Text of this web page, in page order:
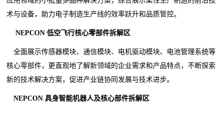
术与设备，助力电子制造生产线的效率跃升和品质管控。
NEPCON 低空飞行核心零部件拆解区
全面展示传感器模块、通信模块、电机驱动模块、电池管理系统等
核心零部件，更直观地了解新领域的企业需求和产品特点，不断探索
新的技术解决方案，促进产业链协同发展与技术进步。
NEPCON 具身智能机器人及核心部件拆解区